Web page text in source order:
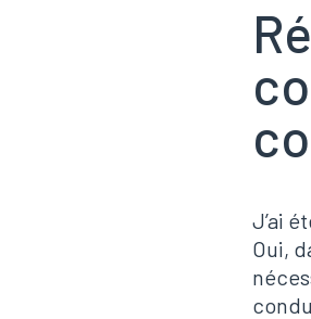
J’ai
Oui,